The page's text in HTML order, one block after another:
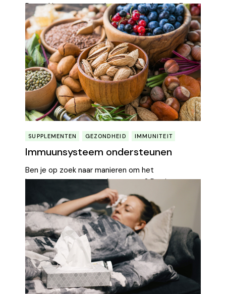
Dan zal je moeten trachten dit te kalmeren. Een
goed
Learn More
SUPPLEMENTEN GEZONDHEID IMMUNITEIT
Immuunsysteem ondersteunen
Ben je op zoek naar manieren om het
immuunsysteem te ondersteunen? Dat is een
goede zaak. Het immuu
Learn More